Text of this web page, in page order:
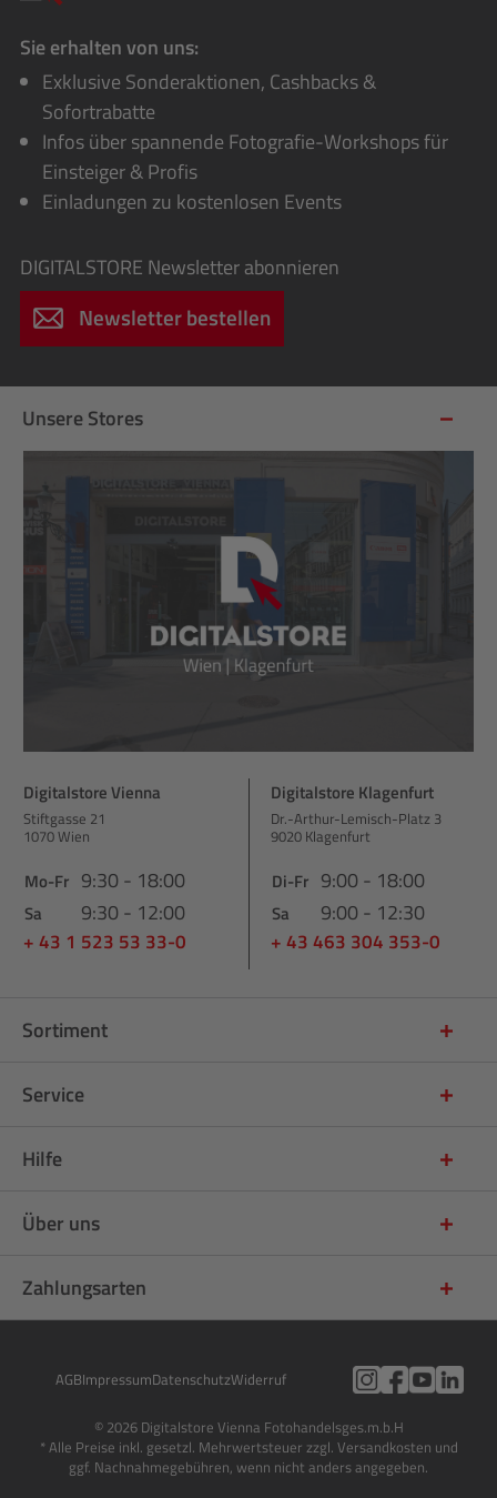
Sie erhalten von uns:
Exklusive Sonderaktionen, Cashbacks &
Sofortrabatte
Infos über spannende Fotografie-Workshops für
Einsteiger & Profis
Einladungen zu kostenlosen Events
DIGITALSTORE Newsletter abonnieren
Newsletter bestellen
Unsere Stores
Digitalstore Vienna
Stiftgasse 21
1070 Wien
Mo-Fr 9:30 - 18:00
Sa 9:30 - 12:00
+ 43 1 523 53 33-0
Digitalstore Klagenfurt
Dr.-Arthur-Lemisch-Platz 3
9020 Klagenfurt
Di-Fr 9:00 - 18:00
Sa 9:00 - 12:30
+ 43 463 304 353-0
Sortiment
Service
Hilfe
Über uns
Zahlungsarten
AGBImpressumDatenschutzWiderruf
© 2026 Digitalstore Vienna Fotohandelsges.m.b.H
* Alle Preise inkl. gesetzl. Mehrwertsteuer zzgl. Versandkosten und
ggf. Nachnahmegebühren, wenn nicht anders angegeben.